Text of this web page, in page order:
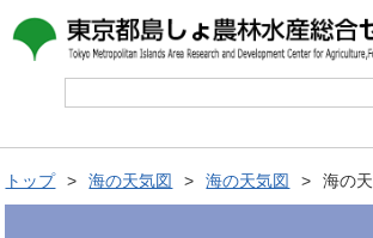
トップ 海の天気図 海の天気図 海の